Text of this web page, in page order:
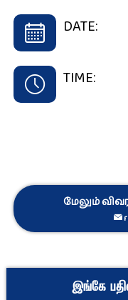
DATE:
TIME:
மேலும்
இங்கே